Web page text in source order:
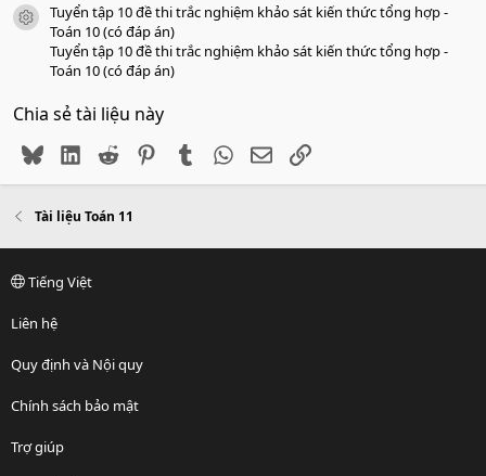
icon tài liệu
Tuyển tập 10 đề thi trắc nghiệm khảo sát kiến thức tổng hợp -
Toán 10 (có đáp án)
Tuyển tập 10 đề thi trắc nghiệm khảo sát kiến thức tổng hợp -
Toán 10 (có đáp án)
Chia sẻ tài liệu này
BlueskyLinkedIn
Reddit PinterestTumblr WhatsApp
EmailLink
Tài liệu Toán 11
Tiếng Việt
Liên hệ
Quy định và Nội quy
Chính sách bảo mật
Trợ giúp